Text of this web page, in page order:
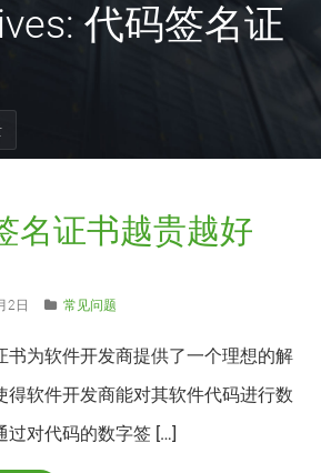
代码签名证
名证书越贵越好
2日 常见问题
书为软件开发商提供了一个理想的解
得软件开发商能对其软件代码进行数
过对代码的数字签 […]